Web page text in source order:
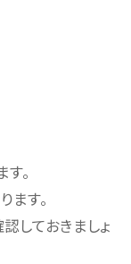
。
ます。
しておきましょ